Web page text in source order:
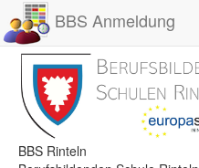
BBS Anmeldung
BBS Rinteln